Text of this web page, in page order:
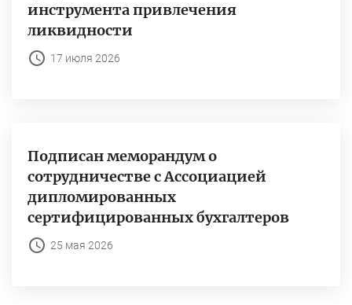
инструмента привлечения
ликвидности
17 июля 2026
Подписан меморандум о
сотрудничестве с Ассоциацией
дипломированных
сертифицированных бухгалтеров
25 мая 2026